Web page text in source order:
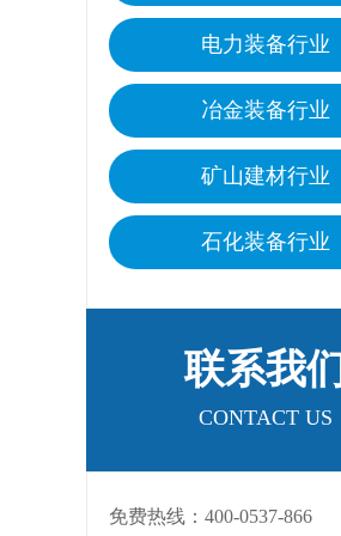
电力装备行业
冶金装备行业
矿山建材行业
石化装备行业
联系我们
CONTACT US
免费热线：400-0537-866